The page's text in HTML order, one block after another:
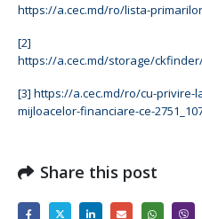
https://a.cec.md/ro/lista-
[2]
https://a.cec.md/storage/ckfinder/
[3] https://a.cec.md/ro/cu-privire-
mijloacelor-financiare-ce-
Share this post